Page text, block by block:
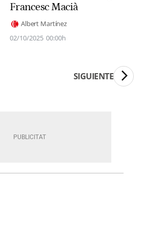
Francesc Macià
Albert Martínez
02/10/2025 00:00h
SIGUIENTE